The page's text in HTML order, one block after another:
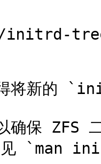
initrd-
得将新的
确保 ZFS
`man